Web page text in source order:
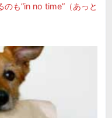
も”in no time”（あっと